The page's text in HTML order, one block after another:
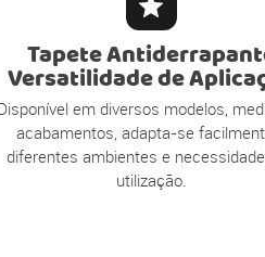
Tapete
Versatilidade de
em diversos modelos,
acabamentos, adapta-se
diferentes ambientes e
utilização.